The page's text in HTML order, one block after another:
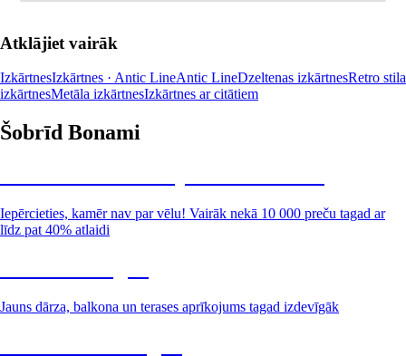
Atklājiet vairāk
IzkārtnesIzkārtnes · Antic LineAntic LineDzeltenas izkārtnesRetro stila
izkārtnesMetāla izkārtnesIzkārtnes ar citātiem
Šobrīd Bonami
Iepērcieties, kamēr nav par vēlu! Vairāk nekā 10 000 preču tagad ar
līdz pat 40% atlaidi
Jauns dārza, balkona un terases aprīkojums tagad izdevīgāk